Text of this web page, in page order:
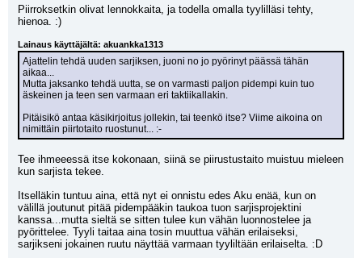
Piirroksetkin olivat lennokkaita, ja todella omalla tyylilläsi tehty,
hienoa. :)
Lainaus käyttäjältä: akuankka1313
Ajattelin tehdä uuden sarjiksen, juoni no jo pyörinyt päässä tähän
aikaa...
Mutta jaksanko tehdä uutta, se on varmasti paljon pidempi kuin tuo
äskeinen ja teen sen varmaan eri taktiikallakin.
Pitäisikö antaa käsikirjoitus jollekin, tai teenkö itse? Viime aikoina on
nimittäin piirtotaito ruostunut... :-
Tee ihmeeessä itse kokonaan, siinä se piirustustaito muistuu mieleen
kun sarjista tekee.
Itselläkin tuntuu aina, että nyt ei onnistu edes Aku enää, kun on
välillä joutunut pitää pidempääkin taukoa tuon sarjisprojektini
kanssa...mutta sieltä se sitten tulee kun vähän luonnostelee ja
pyörittelee. Tyyli taitaa aina tosin muuttua vähän erilaiseksi,
sarjikseni jokainen ruutu näyttää varmaan tyyliltään erilaiselta. :D